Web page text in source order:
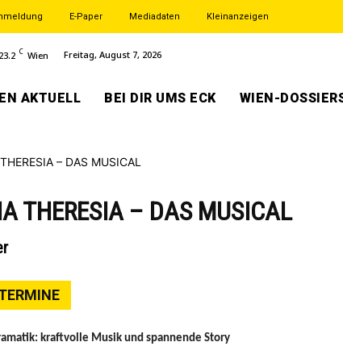
E-Paper Mediadaten Kleinanzeigen
23.2 C Wien Freitag, August 7, 2026
AKTUELL BEI DIR UMS ECK WIEN-
THERESIA – DAS MUSICAL
kraftvolle Musik und spannende Story